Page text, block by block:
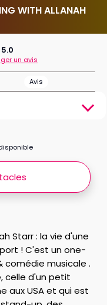
WITH ALLANAH
5.0
un avis
Avis
Starr : la vie d'une
! C'est un one-
comédie musicale .
celle d'un petit
aux USA et qui est